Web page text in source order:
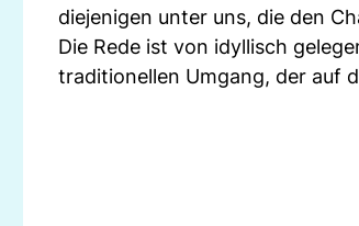
diejenigen unter uns, die den
Die Rede ist von idyllisch
traditionellen Umgang, der auf